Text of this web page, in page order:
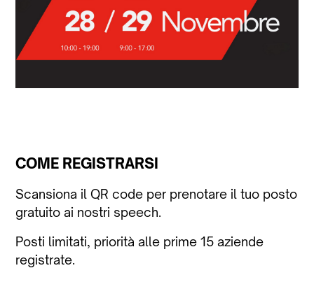
COME REGISTRARSI
Scansiona il QR code per prenotare il tuo posto
gratuito ai nostri speech.
Posti limitati, priorità alle prime 15 aziende
registrate.